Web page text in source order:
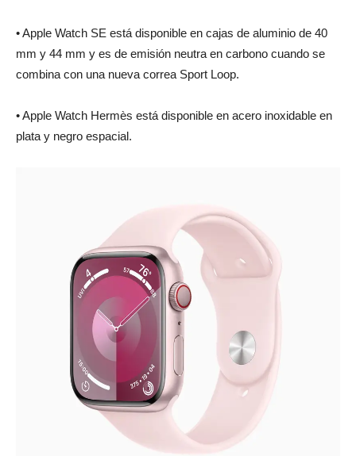
• Apple Watch SE está disponible en cajas de aluminio de 40
mm y 44 mm y es de emisión neutra en carbono cuando se
combina con una nueva correa Sport Loop.
• Apple Watch Hermès está disponible en acero inoxidable en
plata y negro espacial.